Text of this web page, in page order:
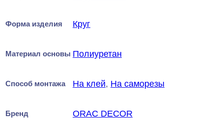
Форма изделия Круг
Материал основы Полиуретан
Способ монтажа На клей, На саморезы
Бренд ORAC DECOR